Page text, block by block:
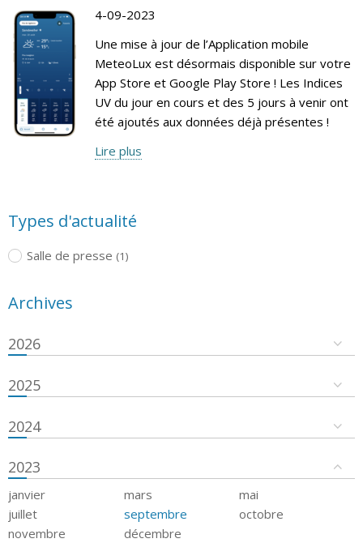
4-09-2023
Une mise à jour de l’Application mobile
MeteoLux est désormais disponible sur votre
App Store et Google Play Store ! Les Indices
UV du jour en cours et des 5 jours à venir ont
été ajoutés aux données déjà présentes !
Lire plus
Types d'actualité
Salle de presse (1)
Archives
2026
2025
2024
2023
janvier mars
mai
juillet
septembre
octobre
novembre
décembre